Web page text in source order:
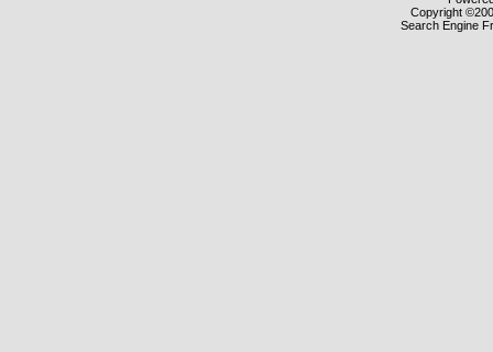
Copyright
Search Engine